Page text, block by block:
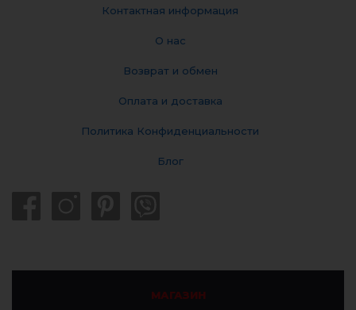
Контактная информация
О нас
Возврат и обмен
Оплата и доставка
Политика Конфиденциальности
Блог
МАГАЗИН